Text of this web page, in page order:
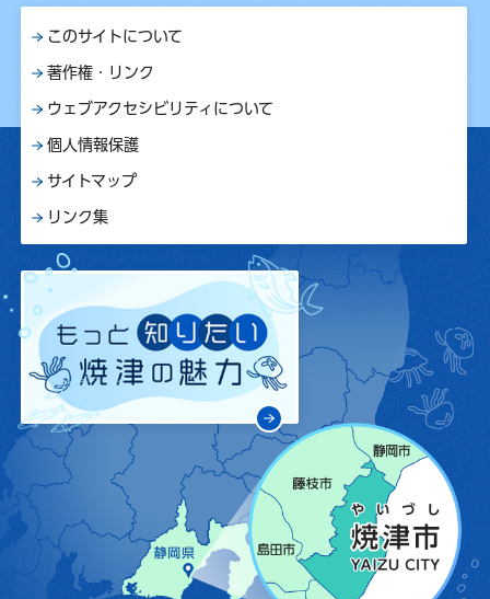
このサイトについて
著作権・リンク
ウェブアクセシビリティについて
個人情報保護
サイトマップ
リンク集